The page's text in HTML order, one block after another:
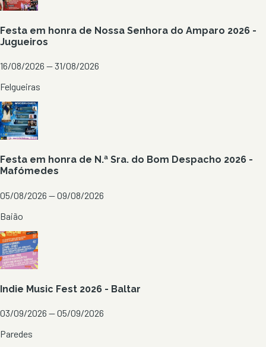
Festa em honra de Nossa Senhora do Amparo 2026 -
Jugueiros
16/08/2026 — 31/08/2026
Felgueiras
Festa em honra de N.ª Sra. do Bom Despacho 2026 -
Mafómedes
05/08/2026 — 09/08/2026
Baião
Indie Music Fest 2026 - Baltar
03/09/2026 — 05/09/2026
Paredes